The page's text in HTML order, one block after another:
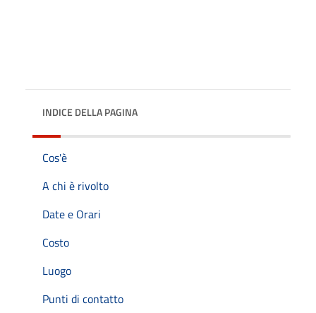
INDICE DELLA PAGINA
Cos'è
A chi è rivolto
Date e Orari
Costo
Luogo
Punti di contatto